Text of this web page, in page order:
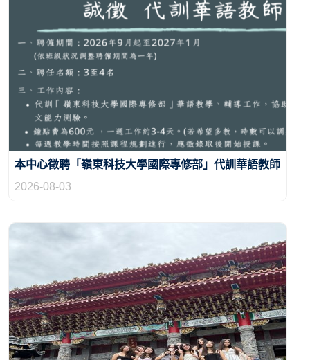
2026-08-03
本中心徵聘「嶺東科技大學國際專修部」代訓華語教師
數名 (至8/13下午4點截止)